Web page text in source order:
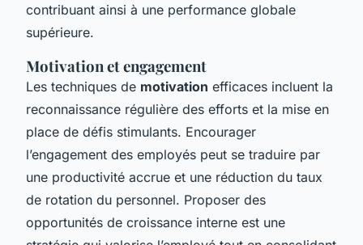
contribuant ainsi à une performance globale
supérieure.
Motivation et engagement
Les techniques de motivation efficaces incluent la
reconnaissance régulière des efforts et la mise en
place de défis stimulants. Encourager
l’engagement des employés peut se traduire par
une productivité accrue et une réduction du taux
de rotation du personnel. Proposer des
opportunités de croissance interne est une